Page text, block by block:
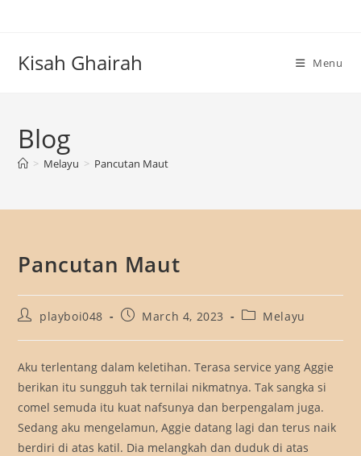
Kisah Ghairah Menu
Blog
> Melayu > Pancutan Maut
Pancutan Maut
Postplayboi048
PostMarch 4, 2023
PostMelayu
Aku terlentang dalam keletihan. Terasa service yang Aggie
berikan itu sungguh tak ternilai nikmatnya. Tak sangka si
comel semuda itu kuat nafsunya dan berpengalam juga.
Sedang aku mengelamun, Aggie datang lagi dan terus naik
berdiri di atas katil. Dia melangkah dan duduk di atas